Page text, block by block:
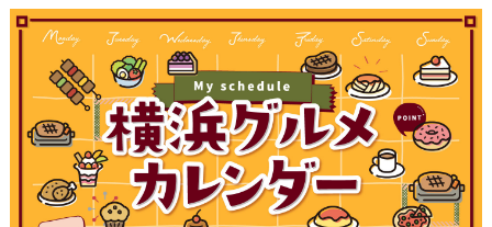
観光ガイド